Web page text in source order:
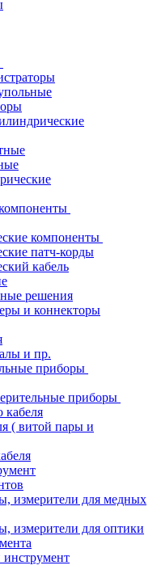
компоненты
патч-корды
кабель
решения
и коннекторы
и пр.
приборы
приборы
кабеля
( витой пары и
измерители для медных
измерители для оптики